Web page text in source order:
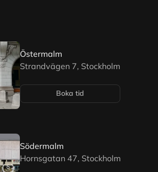
Östermalm
Strandvägen 7, Stockholm
Boka tid
Södermalm
Hornsgatan 47, Stockholm